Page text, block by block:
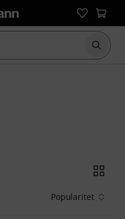
Börja
Popularitet